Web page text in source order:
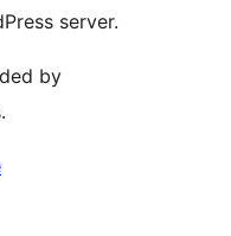
server.
by